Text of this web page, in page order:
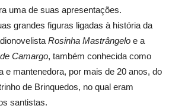
uma de suas apresentações.
grandes figuras ligadas à história da
Rosinha Mastrângelo e a
Camargo, também conhecida como
e mantenedora, por mais de 20 anos, do
de Brinquedos, no qual eram
santistas.